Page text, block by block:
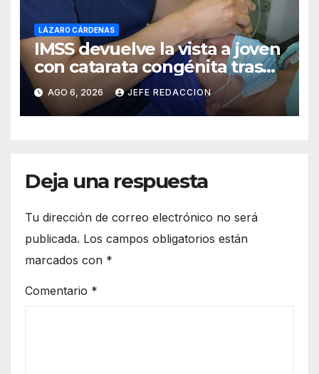
LÁZARO CÁRDENAS
IMSS devuelve la vista a joven
con catarata congénita tras
23 años de limitación visual
AGO 6, 2026 JEFE REDACCION
Deja una respuesta
Tu dirección de correo electrónico no será
publicada. Los campos obligatorios están
marcados con *
Comentario *